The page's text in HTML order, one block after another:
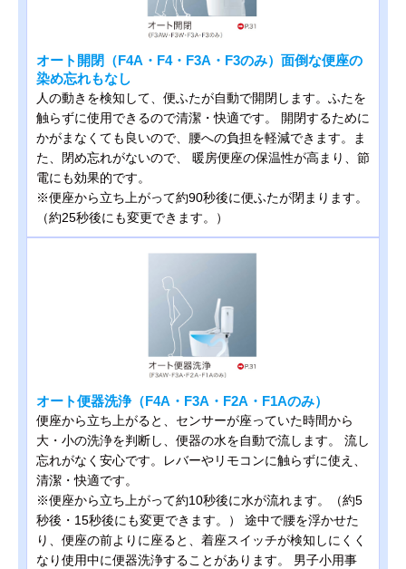
オート開閉（F4A・F4・F3A・F3のみ）面倒な便座の
染め忘れもなし
人の動きを検知して、便ふたが自動で開閉します。ふたを
触らずに使用できるので清潔・快適です。 開閉するために
かがまなくても良いので、腰への負担を軽減できます。ま
た、閉め忘れがないので、 暖房便座の保温性が高まり、節
電にも効果的です。
※便座から立ち上がって約90秒後に便ふたが閉まります。
（約25秒後にも変更できます。）
オート便器洗浄（F4A・F3A・F2A・F1Aのみ）
便座から立ち上がると、センサーが座っていた時間から
大・小の洗浄を判断し、便器の水を自動で流します。 流し
忘れがなく安心です。レバーやリモコンに触らずに使え、
清潔・快適です。
※便座から立ち上がって約10秒後に水が流れます。（約5
秒後・15秒後にも変更できます。） 途中で腰を浮かせた
り、便座の前よりに座ると、着座スイッチが検知しにくく
なり使用中に便器洗浄することがあります。 男子小用事